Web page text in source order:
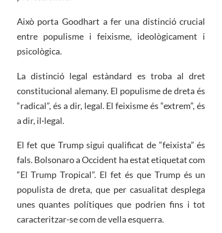
Això porta Goodhart a fer una distinció crucial
entre populisme i feixisme, ideològicament i
psicològica.
La distinció legal estàndard es troba al dret
constitucional alemany. El populisme de dreta és
“radical”, és a dir, legal. El feixisme és “extrem”, és
a dir, il·legal.
El fet que Trump sigui qualificat de “feixista” és
fals. Bolsonaro a Occident ha estat etiquetat com
“El Trump Tropical”. El fet és que Trump és un
populista de dreta, que per casualitat desplega
unes quantes polítiques que podrien fins i tot
caracteritzar-se com de vella esquerra.